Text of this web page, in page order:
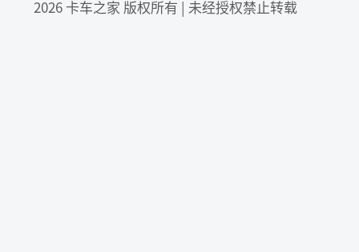
2026 卡车之家 版权所有 | 未经授权禁止转载